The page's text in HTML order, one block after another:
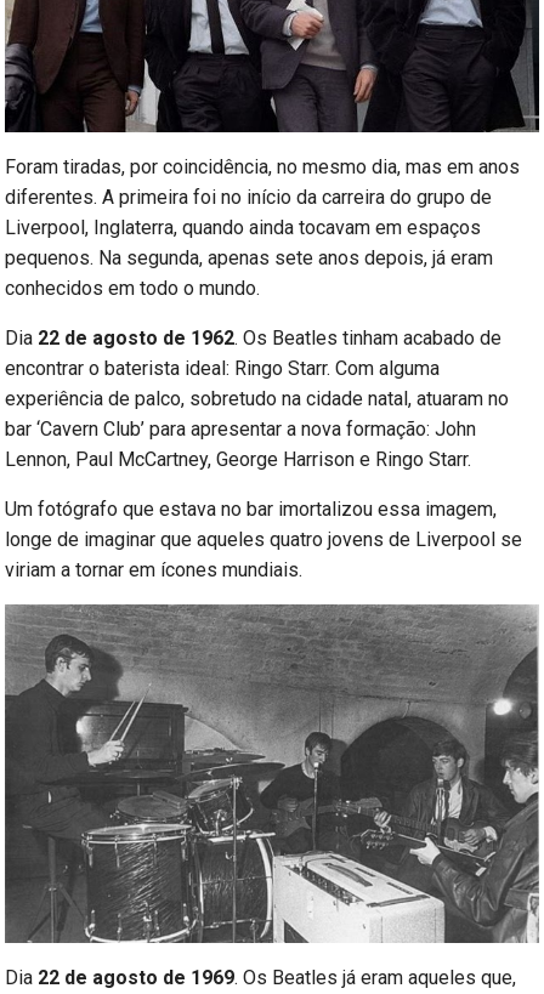
Foram tiradas, por coincidência, no mesmo dia, mas em anos
diferentes. A primeira foi no início da carreira do grupo de
Liverpool, Inglaterra, quando ainda tocavam em espaços
pequenos. Na segunda, apenas sete anos depois, já eram
conhecidos em todo o mundo.
Dia 22 de agosto de 1962. Os Beatles tinham acabado de
encontrar o baterista ideal: Ringo Starr. Com alguma
experiência de palco, sobretudo na cidade natal, atuaram no
bar ‘Cavern Club’ para apresentar a nova formação: John
Lennon, Paul McCartney, George Harrison e Ringo Starr.
Um fotógrafo que estava no bar imortalizou essa imagem,
longe de imaginar que aqueles quatro jovens de Liverpool se
viriam a tornar em ícones mundiais.
Dia 22 de agosto de 1969. Os Beatles já eram aqueles que,